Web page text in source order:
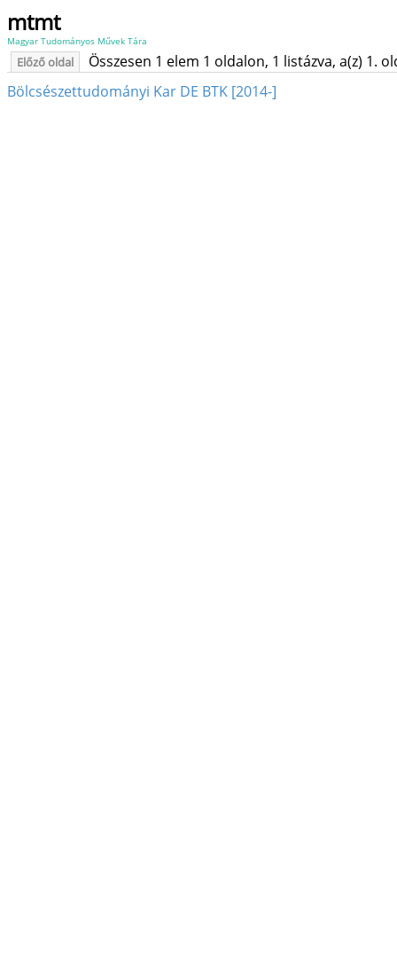
mtmt
Magyar Tudományos Művek Tára
Előző oldal
Összesen 1 elem 1 oldalon, 1 listázva, a(z) 1.
Bölcsészettudományi Kar DE BTK [2014-]